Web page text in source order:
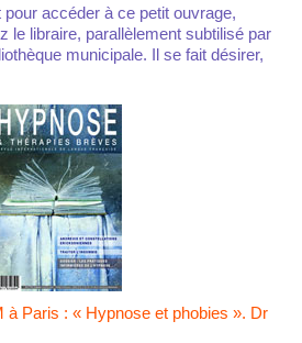
accéder à ce petit ouvrage,
le libraire, parallèlement subtilisé par
municipale. Il se fait désirer,